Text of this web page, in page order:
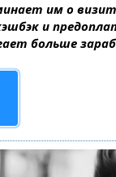
им о
и
больше